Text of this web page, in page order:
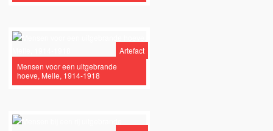
Artefact
Mensen voor een uitgebrande
hoeve, Melle, 1914-1918